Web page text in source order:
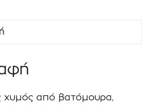
χυμός από βατόμουρα,